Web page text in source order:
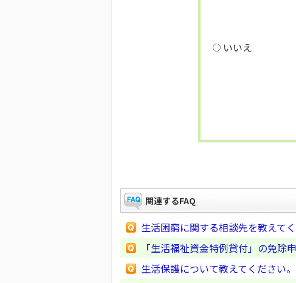
いいえ
関連するFAQ
生活困窮に関する相談先を教えてく
「生活福祉資金特例貸付」の免除
生活保護について教えてください。